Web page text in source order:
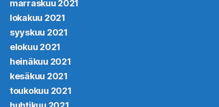
marraskuu 2021
lokakuu 2021
syyskuu 2021
elokuu 2021
heinäkuu 2021
kesäkuu 2021
toukokuu 2021